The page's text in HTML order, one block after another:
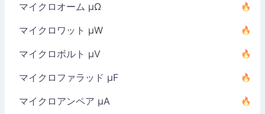
マイクロオーム µΩ
マイクロワット µW
マイクロボルト µV
マイクロファラッド µF
マイクロアンペア µA